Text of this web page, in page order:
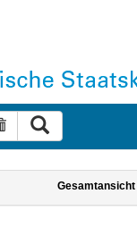
Suche zurücksetzen
Gesamtansicht